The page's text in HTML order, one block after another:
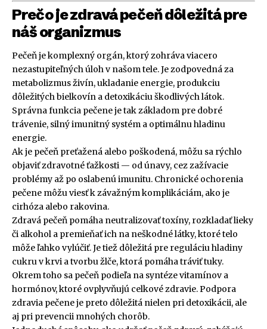
Prečo je zdravá pečeň dôležitá pre
náš organizmus
Pečeň je komplexný orgán, ktorý zohráva viacero
nezastupiteľných úloh v našom tele. Je zodpovedná za
metabolizmus živín, ukladanie energie, produkciu
dôležitých bielkovín a detoxikáciu škodlivých látok.
Správna funkcia pečene je tak základom pre dobré
trávenie, silný imunitný systém a optimálnu hladinu
energie.
Ak je pečeň preťažená alebo poškodená, môžu sa rýchlo
objaviť zdravotné ťažkosti — od únavy, cez zažívacie
problémy až po oslabenú imunitu. Chronické ochorenia
pečene môžu viesť k závažným komplikáciám, ako je
cirhóza alebo rakovina.
Zdravá pečeň pomáha neutralizovať toxíny, rozkladať lieky
či alkohol a premieňať ich na neškodné látky, ktoré telo
môže ľahko vylúčiť. Je tiež dôležitá pre reguláciu hladiny
cukru v krvi a tvorbu žlče, ktorá pomáha tráviť tuky.
Okrem toho sa pečeň podieľa na syntéze vitamínov a
hormónov, ktoré ovplyvňujú celkové zdravie. Podpora
zdravia pečene je preto dôležitá nielen pri detoxikácii, ale
aj pri prevencii mnohých chorôb.